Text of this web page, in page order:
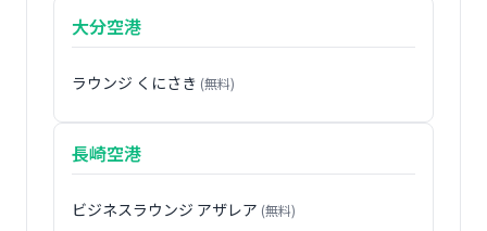
大分空港
ラウンジ くにさき (無料)
長崎空港
ビジネスラウンジ アザレア (無料)